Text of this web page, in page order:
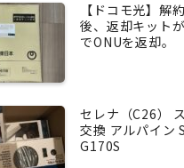
【ドコモ光】解
後、返却キット
でONUを返却。
セレナ（C26）
交換 アルパイン
G170S